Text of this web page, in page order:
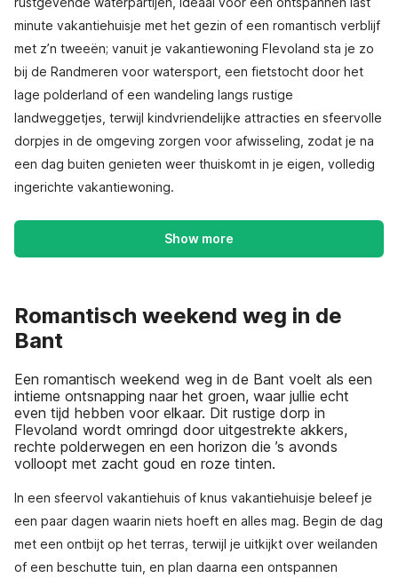
minute vakantiehuisje met het gezin of een romantisch verblijf
met z’n tweeën; vanuit je vakantiewoning Flevoland sta je zo
bij de Randmeren voor watersport, een fietstocht door het
lage polderland of een wandeling langs rustige
landweggetjes, terwijl kindvriendelijke attracties en sfeervolle
dorpjes in de omgeving zorgen voor afwisseling, zodat je na
een dag buiten genieten weer thuiskomt in je eigen, volledig
ingerichte vakantiewoning.
Show more
Romantisch weekend weg in de
Bant
Een romantisch weekend weg in de Bant voelt als een
intieme ontsnapping naar het groen, waar jullie echt
even tijd hebben voor elkaar. Dit rustige dorp in
Flevoland wordt omringd door uitgestrekte akkers,
rechte polderwegen en een horizon die ’s avonds
volloopt met zacht goud en roze tinten.
In een sfeervol vakantiehuis of knus vakantiehuisje beleef je
een paar dagen waarin niets hoeft en alles mag. Begin de dag
met een ontbijt op het terras, terwijl je uitkijkt over weilanden
of een beschutte tuin, en plan daarna een ontspannen